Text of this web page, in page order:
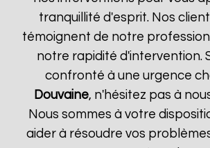
tranquillité d'esprit. Nos
témoignent de notre
notre rapidité d'intervention.
confronté à une urgence
Douvaine, n'hésitez pas à
Nous sommes à votre
aider à résoudre vos